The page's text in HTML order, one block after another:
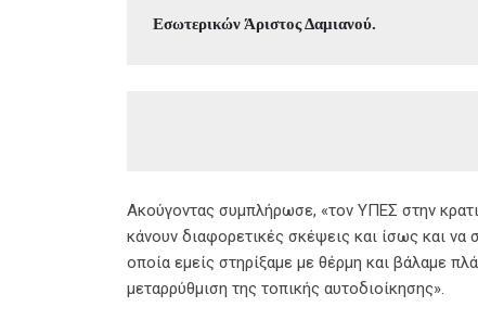
Εσωτερικών Άριστος Δαμιανού.
Ακούγοντας συμπλήρωσε, «τον ΥΠΕΣ στην
κάνουν διαφορετικές σκέψεις και ίσως και να
οποία εμείς στηρίξαμε με θέρμη και βάλαμε
μεταρρύθμιση της τοπικής αυτοδιοίκησης».